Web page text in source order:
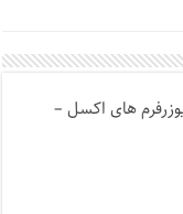
های اکسل –